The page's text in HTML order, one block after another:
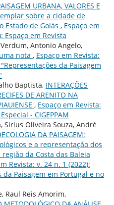
URBANA, VALORES E
sobre a cidade de
Estado de Goiás , Espaço em
Espaço em Revista
Antonio Angelo,
uma nota , Espaço em Revista:
da Paisagem
Baptista, INTERAÇÕES
DE ARENITO NA
, Espaço em Revista:
- CIGEPPAM
Sirius Oliveira Souza, André
DA PAISAGEM:
e a representação dos
da Costa das Baleia
Revista: v. 24 n. 1 (2022):
da Paisagem em Portugal e no
Raul Reis Amorim,